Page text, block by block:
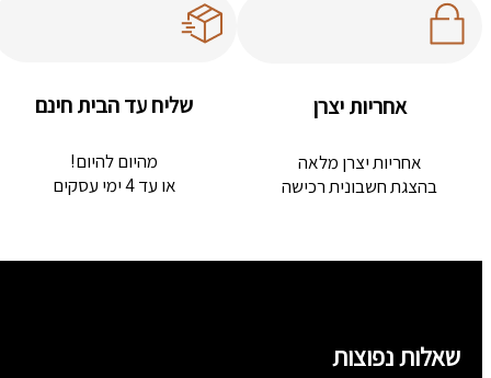
אחריות יצרן
אחריות יצרן מלאה
בהצגת חשבונית רכישה
שליח עד הבית חינם
מהיום להיום!
או עד 4 ימי עסקים
שאלות נפוצות